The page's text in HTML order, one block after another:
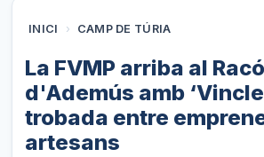
INICI › CAMP DE TÚRIA
La FVMP arriba al Racó
d'Ademús amb
trobada entre
artesans